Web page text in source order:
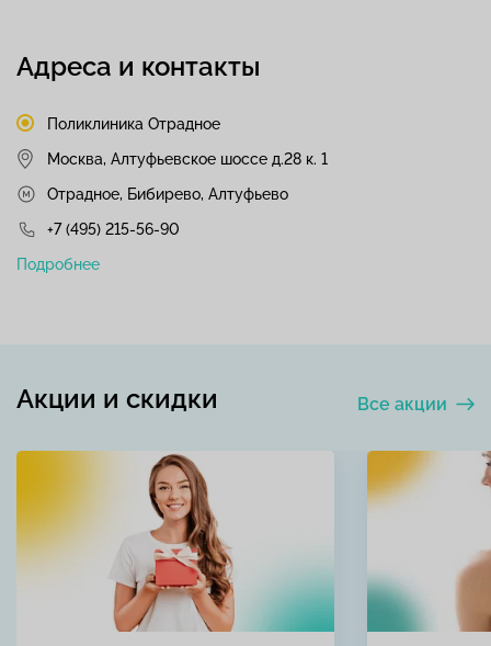
Адреса и контакты
Поликлиника Отрадное
Москва, Алтуфьевское шоссе д.28 к. 1
Отрадное, Бибирево, Алтуфьево
+7 (495) 215-56-90
Подробнее
Все акции
Акции и скидки